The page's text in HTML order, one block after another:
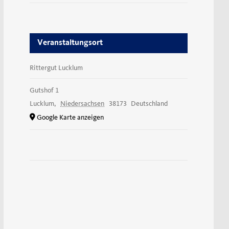
Veranstaltungsort
Rittergut Lucklum
Gutshof 1
Lucklum, Niedersachsen 38173 Deutschland
Google Karte anzeigen